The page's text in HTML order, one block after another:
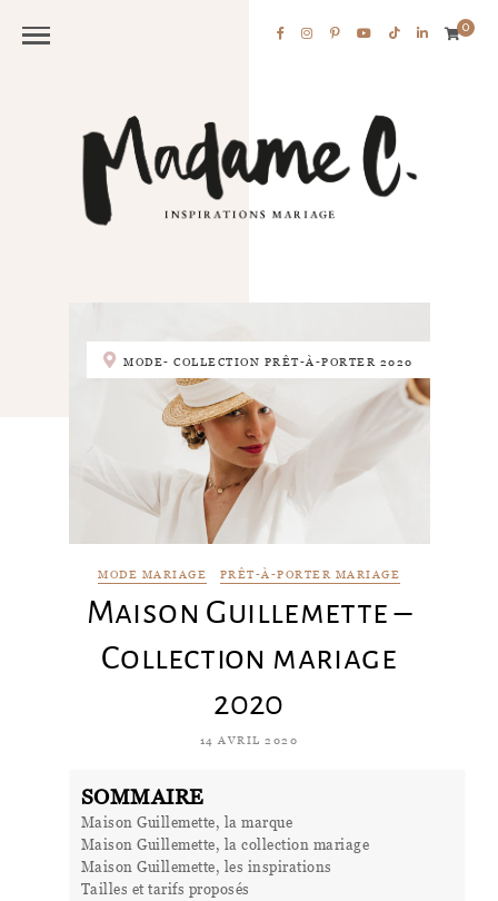
0
MODE- COLLECTION PRÊT-À-PORTER 2020
MODE MARIAGE PRÊT-À-PORTER MARIAGE
Maison Guillemette –
Collection mariage
2020
14 AVRIL 2020
SOMMAIRE
Maison Guillemette, la marque
Maison Guillemette, la collection mariage
Maison Guillemette, les inspirations
Tailles et tarifs proposés